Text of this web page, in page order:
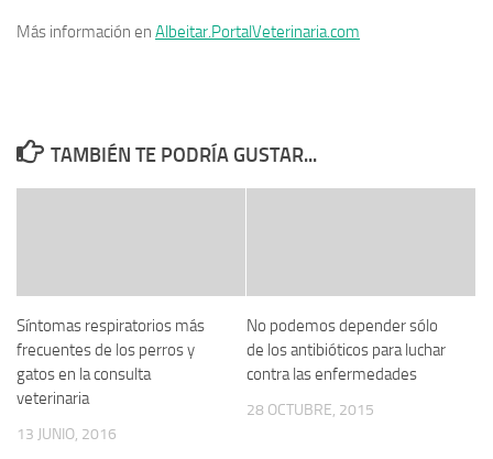
Más información en Albeitar.PortalVeterinaria.com
TAMBIÉN TE PODRÍA GUSTAR...
Síntomas respiratorios más
frecuentes de los perros y
gatos en la consulta
veterinaria
13 JUNIO, 2016
No podemos depender sólo
de los antibióticos para luchar
contra las enfermedades
28 OCTUBRE, 2015